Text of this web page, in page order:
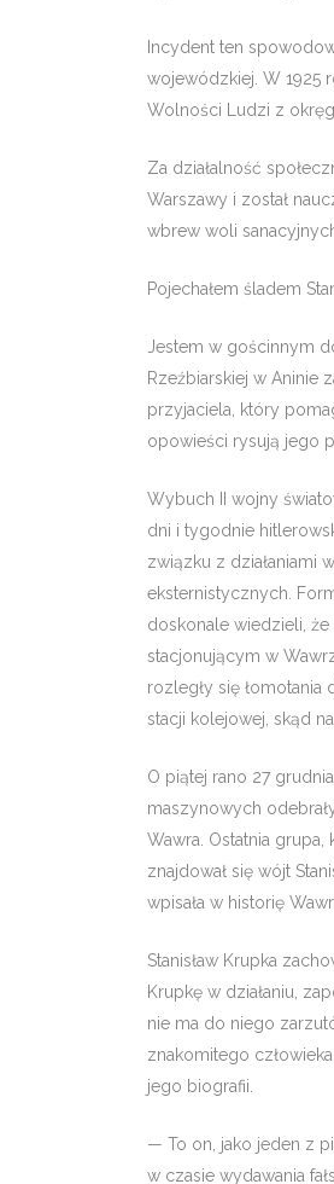
Incydent ten
wojewódzkiej. W 1925
Wolności Ludzi z
Za działalność
Warszawy i zo­stał
wbrew woli
Pojechałem śladem
Jestem w gościnnym
Rzeźbia­rskiej w Aninie
przyjaciela, który
opowieści rysują jego
Wybuch II wojny
dni i tygod­nie
związku z działaniami
eksternistycznych.
doskonale wiedzieli,
stacjonującym w
rozległy się
stacji kolejowej, skąd
O piątej rano 27
maszynowych
Wawra. Ostatnia
znajdował się wójt
wpisała w historię
Stanisław Krupka
Krupkę w działaniu,
nie ma do niego
znakomitego
jego biografii.
— To on, jako jeden z
w czasie wydawania